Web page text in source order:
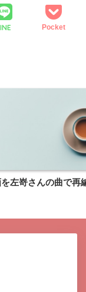
Pocket
左嵜さんの曲で再